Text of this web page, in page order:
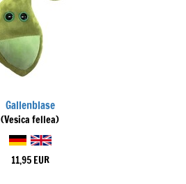
Gallenblase
(Vesica fellea)
11,95 EUR